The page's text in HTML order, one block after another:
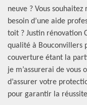
neuve ? Vous
besoin d’une aide
toit ? Justin rénovation
qualité à Bouconvillers
couverture étant la
je m’assurerai de
d’assurer votre
pour garantir la